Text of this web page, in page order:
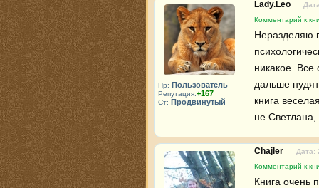
Пр: Пользователь
Репутация:+167
Ст: Продвинутый
Lady.Leo
Комментарий к
Неразделяю
никакое. Все
дальше
книга
не Светлана,
Chajler
Дата:
Комментарий к
Книга очень